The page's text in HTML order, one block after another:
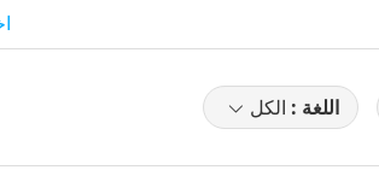
اللغة : الكل